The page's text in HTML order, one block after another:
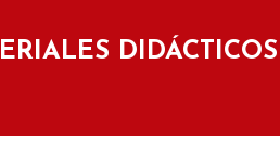
DIDÁCTICOS